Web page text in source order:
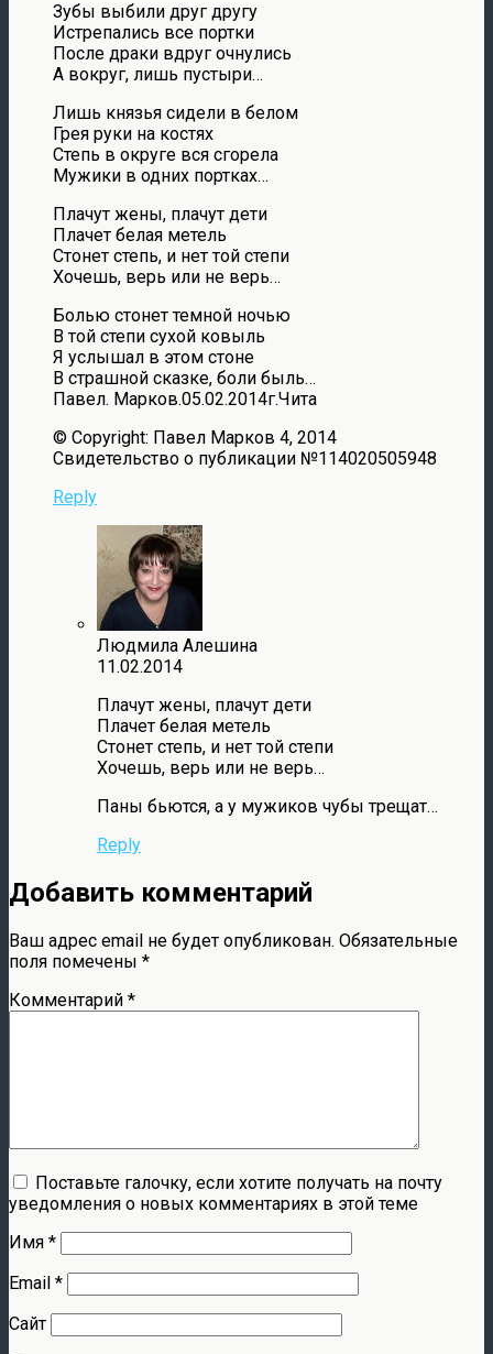
Зубы выбили друг другу
Истрепались все портки
После драки вдруг очнулись
А вокруг, лишь пустыри…
Лишь князья сидели в белом
Грея руки на костях
Степь в округе вся сгорела
Мужики в одних портках…
Плачут жены, плачут дети
Плачет белая метель
Стонет степь, и нет той степи
Хочешь, верь или не верь…
Болью стонет темной ночью
В той степи сухой ковыль
Я услышал в этом стоне
В страшной сказке, боли быль…
Павел. Марков.05.02.2014г.Чита
© Copyright: Павел Марков 4, 2014
Свидетельство о публикации №114020505948
Reply
Людмила Алешина
11.02.2014
Плачут жены, плачут дети
Плачет белая метель
Стонет степь, и нет той степи
Хочешь, верь или не верь…
Паны бьются, а у мужиков чубы трещат…
Reply
Добавить комментарий
Ваш адрес email не будет опубликован. Обязательные
поля помечены *
Комментарий *
Поставьте галочку, если хотите получать на почту
уведомления о новых комментариях в этой теме
Имя *
Email *
Сайт